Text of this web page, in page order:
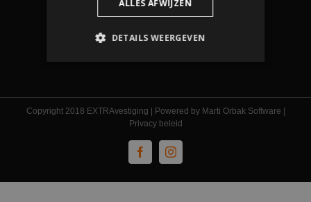
info@marti-orbak.nl
Copyright 2018 EXTRAvestiging | Powered by Marti Orbak Software |
Privacy beleid
FacebookInstagram
ALLES AFWIJZEN
DETAILS WEERGEVEN
Targeting
Functioneel
kernfunctionaliteiten van de website mogelijk,
zoals gebruikersaanmelding en
worden gebruikt zonder de strikt